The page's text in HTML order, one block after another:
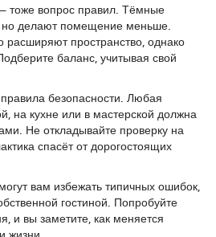
тоже вопрос правил. Тёмные
но делают помещение меньше.
расширяют пространство, однако
баланс, учитывая свой
безопасности. Любая
на кухне или в мастерской должна
Не откладывайте проверку на
спасёт от дорогостоящих
вам избежать типичных ошибок,
гостиной. Попробуйте
и вы заметите, как меняется
жизни.